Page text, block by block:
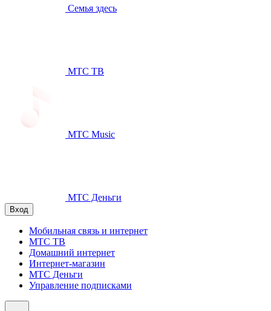
Семья здесь
МТС ТВ
МТС Music
МТС Деньги
Вход
Мобильная связь и интернет
МТС ТВ
Домашний интернет
Интернет-магазин
МТС Деньги
Управление подписками